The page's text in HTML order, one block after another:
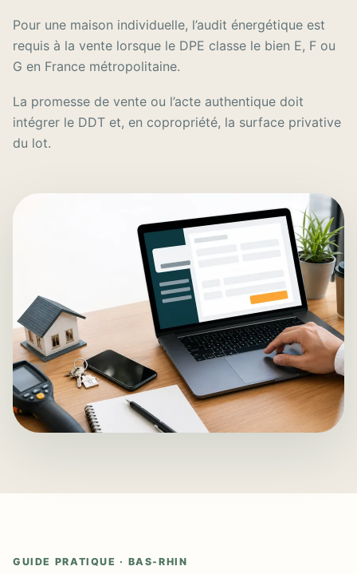
Pour une maison individuelle, l’audit énergétique est
requis à la vente lorsque le DPE classe le bien E, F ou
G en France métropolitaine.
La promesse de vente ou l’acte authentique doit
intégrer le DDT et, en copropriété, la surface privative
du lot.
GUIDE PRATIQUE · BAS-RHIN